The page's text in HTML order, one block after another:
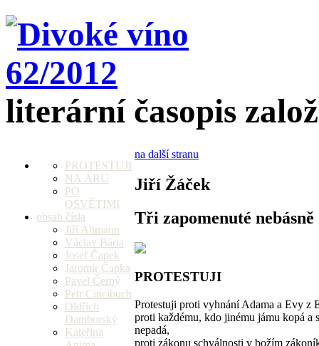
literární časopis
PROTESTUJI
NA ÁRU
PO
OSVĚTIMI
obsah čísla
Jiří Altmann
Václav Bárta
Josef Čapek
Jaromír Čapka
Pavel Černý
Petr Cincibuch
Oldřich
Damborský
Kateřina
na další stranu
Jiří Žáček
Tři zapomenuté nebásně
PROTESTUJI
Protestuji proti vyhnání Adama a Evy z
proti každému, kdo jinému jámu kopá a
nepadá,
proti zákonu schválnosti v božím